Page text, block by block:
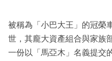
被稱為「小巴大王」的冠榮
世，其龐大資產組合與家族
一份以「馬亞木」名義提交